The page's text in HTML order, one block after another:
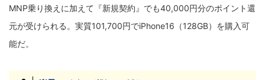
MNP乗り換えに加えて『新規契約』でも40,000円分のポイント還
元が受けられる。実質101,700円でiPhone16（128GB）を購入可
能だ。